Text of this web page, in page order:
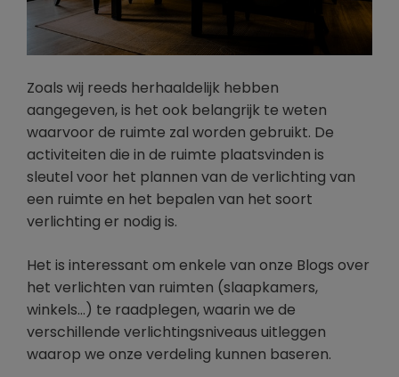
Zoals wij reeds herhaaldelijk hebben
aangegeven, is het ook belangrijk te weten
waarvoor de ruimte zal worden gebruikt. De
activiteiten die in de ruimte plaatsvinden is
sleutel voor het plannen van de verlichting van
een ruimte en het bepalen van het soort
verlichting er nodig is.
Het is interessant om enkele van onze Blogs over
het verlichten van ruimten (slaapkamers,
winkels…) te raadplegen, waarin we de
verschillende verlichtingsniveaus uitleggen
waarop we onze verdeling kunnen baseren.